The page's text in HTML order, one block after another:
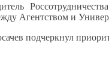
Агентством и
подчеркнул